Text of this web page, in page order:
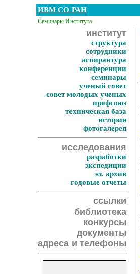
ИВМ СО РАН
Семинары Института
институт
структура
сотрудники
аспирантура
конференции
семинары
ученый совет
совет молодых ученых
профсоюз
техническая база
история
фотогалерея
исследования
разработки
экспедиции
эл. архив
годовые отчеты
ссылки
библиотека
конкурсы
документы
адреса и телефоны